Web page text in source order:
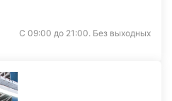
С 09:00 до 21:00. Без выходных